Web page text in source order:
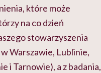
które może
na co dzień
stowarzyszenia
Warszawie, Lublinie,
i Tarnowie), a z badania,